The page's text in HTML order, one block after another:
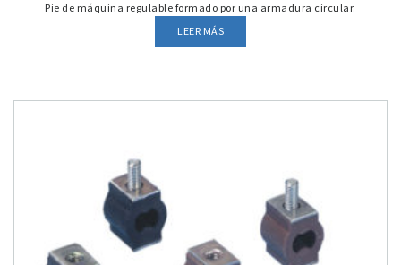
Pie de máquina regulable formado por una armadura circular.
LEER MÁS